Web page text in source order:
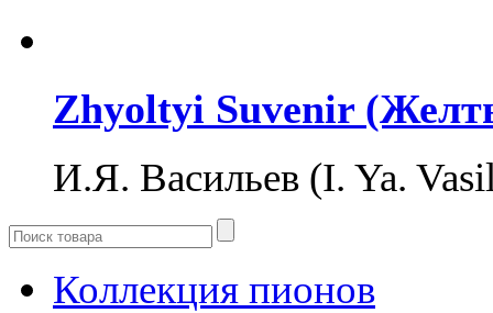
Zhyoltyi Suvenir
И.Я. Васильев (I. Ya.
Коллекция пионов